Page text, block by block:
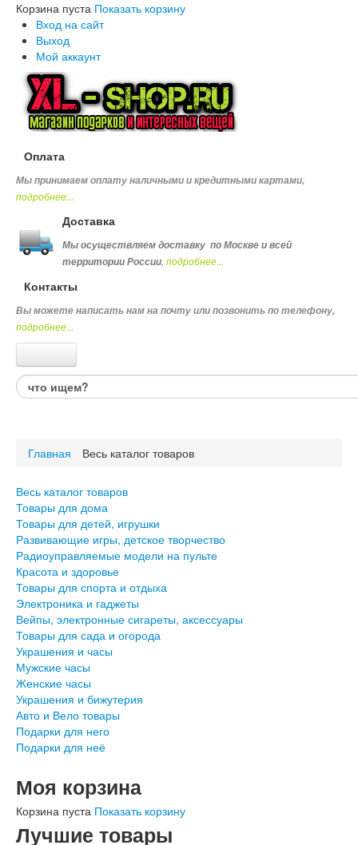
Корзина пуста Показать корзину
Вход на сайт
Выход
Мой аккаунт
Оплата
Мы принимаем оплату наличными и кредитными картами,
подробнее...
Доставка
Мы осуществляем доставку по Москве и всей
территории России, подробнее...
Контакты
Вы можете написать нам на почту или позвонить по телефону,
подробнее...
Каталог товаров
Товары для детей, игрушки
Радиоуправляемые модели на пульте
Красота и здоровье
Товары для спорта и отдыха
Электроника и гаджеты
Вейпы, электронные сигареты, аксессуары
Товары для сада и огорода
Украшения и часы
Мужские часы
Женские часы
Украшения и бижутерия
Авто и Вело товары
Подарки для него
Подарки для неё
Главная Весь каталог товаров
Весь каталог товаров
Товары для дома
Товары для детей, игрушки
Развивающие игры, детское творчество
Радиоуправляемые модели на пульте
Красота и здоровье
Товары для спорта и отдыха
Электроника и гаджеты
Вейпы, электронные сигареты, аксессуары
Товары для сада и огорода
Украшения и часы
Мужские часы
Женские часы
Украшения и бижутерия
Авто и Вело товары
Подарки для него
Подарки для неё
Моя корзина
Корзина пуста Показать корзину
Лучшие товары